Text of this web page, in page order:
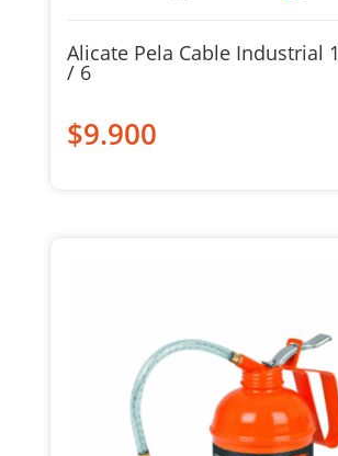
Alicate Pela Cable Industrial
/ 6
$9.900